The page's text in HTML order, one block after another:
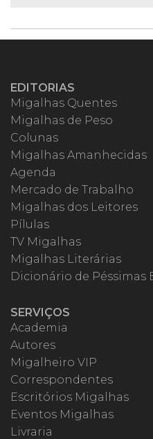
EDITORIAS
Migalhas Quentes
Migalhas de Peso
Colunas
Migalhas Amanhecidas
Agenda
Mercado de Trabalho
Migalhas dos Leitores
Pílulas
TV Migalhas
Migalhas Literárias
Dicionário de Péssimas
SERVIÇOS
Academia
Autores
Migalheiro VIP
Correspondentes
Escritórios Migalhas
Eventos Migalhas
Livraria